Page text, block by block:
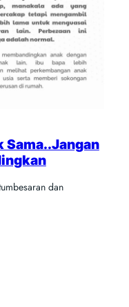
Sama..Jangan
dan